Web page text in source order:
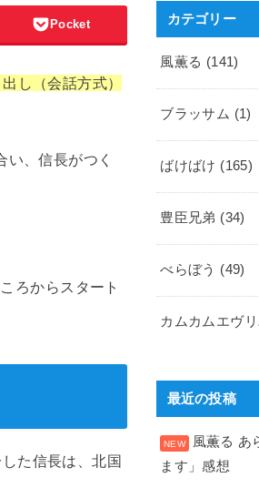
Pocket
し（会話方式）
、信長がつく
ろからスタート
た信長は、北国
カテゴリー
風薫る (141)
ブラッサム (1)
ばけばけ (165)
豊臣兄弟 (34)
べらぼう (49)
カムカムエヴ
最近の投稿
風薫る あ
ます」感想